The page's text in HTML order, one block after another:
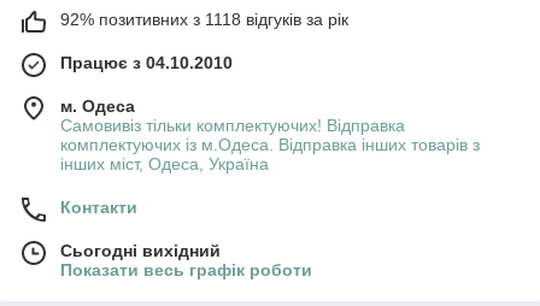
92% позитивних з 1118 відгуків за рік
Працює з 04.10.2010
м. Одеса
Самовивіз тільки комплектуючих! Відправка
комплектуючих із м.Одеса. Відправка інших товарів з
інших міст, Одеса, Україна
Контакти
Сьогодні вихідний
Показати весь графік роботи